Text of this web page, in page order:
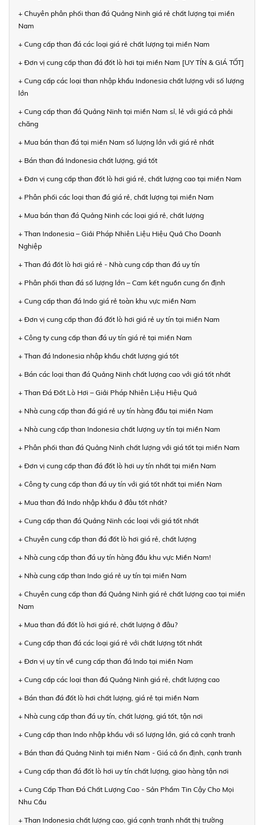
+ Chuyên phân phối than đá Quảng Ninh giá rẻ chất lượng tại miền
Nam
+ Cung cấp than đá các loại giá rẻ chất lượng tại miền Nam
+ Đơn vị cung cấp than đá đốt lò hơi tại miền Nam [UY TÍN & GIÁ TỐT]
+ Cung cấp các loại than nhập khẩu Indonesia chất lượng với số lượng
lớn
+ Cung cấp than đá Quảng Ninh tại miền Nam sỉ, lẻ với giá cả phải
chăng
+ Mua bán than đá tại miền Nam số lượng lớn với giá rẻ nhất
+ Bán than đá Indonesia chất lượng, giá tốt
+ Đơn vị cung cấp than đốt lò hơi giá rẻ, chất lượng cao tại miền Nam
+ Phân phối các loại than đá giá rẻ, chất lượng tại miền Nam
+ Mua bán than đá Quảng Ninh các loại giá rẻ, chất lượng
+ Than Indonesia – Giải Pháp Nhiên Liệu Hiệu Quả Cho Doanh
Nghiệp
+ Than đá đốt lò hơi giá rẻ - Nhà cung cấp than đá uy tín
+ Phân phối than đá số lượng lớn – Cam kết nguồn cung ổn định
+ Cung cấp than đá Indo giá rẻ toàn khu vực miền Nam
+ Đơn vị cung cấp than đá đốt lò hơi giá rẻ uy tín tại miền Nam
+ Công ty cung cấp than đá uy tín giá rẻ tại miền Nam
+ Than đá Indonesia nhập khẩu chất lượng giá tốt
+ Bán các loại than đá Quảng Ninh chất lượng cao với giá tốt nhất
+ Than Đá Đốt Lò Hơi – Giải Pháp Nhiên Liệu Hiệu Quả
+ Nhà cung cấp than đá giá rẻ uy tín hàng đầu tại miền Nam
+ Nhà cung cấp than Indonesia chất lượng uy tín tại miền Nam
+ Phân phối than đá Quảng Ninh chất lượng với giá tốt tại miền Nam
+ Đơn vị cung cấp than đá đốt lò hơi uy tín nhất tại miền Nam
+ Công ty cung cấp than đá uy tín với giá tốt nhất tại miền Nam
+ Mua than đá Indo nhập khẩu ở đâu tốt nhất?
+ Cung cấp than đá Quảng Ninh các loại với giá tốt nhất
+ Chuyên cung cấp than đá đốt lò hơi giá rẻ, chất lượng
+ Nhà cung cấp than đá uy tín hàng đầu khu vực Miền Nam!
+ Nhà cung cấp than Indo giá rẻ uy tín tại miền Nam
+ Chuyên cung cấp than đá Quảng Ninh giá rẻ chất lượng cao tại miền
Nam
+ Mua than đá đốt lò hơi giá rẻ, chất lượng ở đâu?
+ Cung cấp than đá các loại giá rẻ với chất lượng tốt nhất
+ Đơn vị uy tín về cung cấp than đá Indo tại miền Nam
+ Cung cấp các loại than đá Quảng Ninh giá rẻ, chất lượng cao
+ Bán than đá đốt lò hơi chất lượng, giá rẻ tại miền Nam
+ Nhà cung cấp than đá uy tín, chất lượng, giá tốt, tận nơi
+ Cung cấp than Indo nhập khẩu với số lượng lớn, giá cả cạnh tranh
+ Bán than đá Quảng Ninh tại miền Nam - Giá cả ổn định, cạnh tranh
+ Cung cấp than đá đốt lò hơi uy tín chất lượng, giao hàng tận nơi
+ Cung Cấp Than Đá Chất Lượng Cao - Sản Phẩm Tin Cậy Cho Mọi
Nhu Cầu
+ Than Indonesia chất lượng cao, giá cạnh tranh nhất thị trường